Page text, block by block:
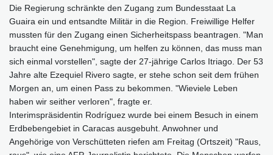
Die Regierung schränkte den Zugang zum Bundesstaat La
Guaira ein und entsandte Militär in die Region. Freiwillige Helfer
mussten für den Zugang einen Sicherheitspass beantragen. "Man
braucht eine Genehmigung, um helfen zu können, das muss man
sich einmal vorstellen", sagte der 27-jährige Carlos Itriago. Der 53
Jahre alte Ezequiel Rivero sagte, er stehe schon seit dem frühen
Morgen an, um einen Pass zu bekommen. "Wieviele Leben
haben wir seither verloren", fragte er.
Interimspräsidentin Rodríguez wurde bei einem Besuch in einem
Erdbebengebiet in Caracas ausgebuht. Anwohner und
Angehörige von Verschütteten riefen am Freitag (Ortszeit) "Raus,